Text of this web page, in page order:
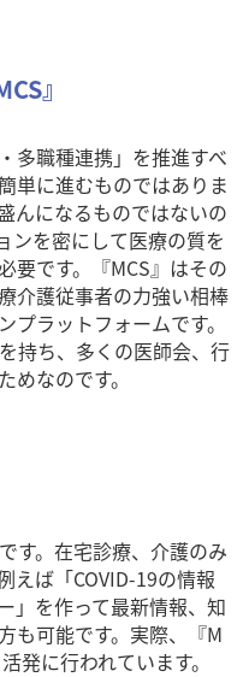
』
多職種連携」を推進すべ
単に進むものではありま
んになるものではないの
ンを密にして医療の質を
要です。『MCS』はその
介護従事者の力強い相棒
プラットフォームです。
持ち、多くの医師会、行
なのです。
す。在宅診療、介護のみ
えば「COVID-19の情報
」を作って最新情報、知
も可能です。実際、『M
発に行われています。